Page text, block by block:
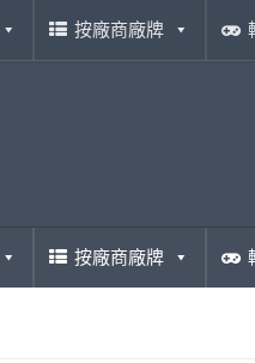
按廠商廠牌
按廠商廠牌